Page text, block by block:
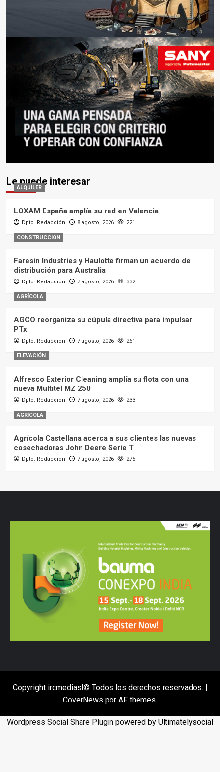
Le puede interesar
ALQUILER
LOXAM España amplía su red en Valencia
Dpto. Redacción 8 agosto, 2026 221
CONSTRUCCIÓN
Faresin Industries y Haulotte firman un acuerdo de
distribución para Australia
Dpto. Redacción 7 agosto, 2026 332
AGRÍCOLA
AGCO reorganiza su cúpula directiva para impulsar
PTx
Dpto. Redacción 7 agosto, 2026 261
ELEVACIÓN
Alfresco Exterior Cleaning amplía su flota con una
nueva Multitel MZ 250
Dpto. Redacción 7 agosto, 2026 233
AGRÍCOLA
Agrícola Castellana acerca a sus clientes las nuevas
cosechadoras John Deere Serie T
Dpto. Redacción 7 agosto, 2026 275
Copyright ircmediasl© Todos los derechos reservados. |
CoverNews por AF themes.
Wordpress Social Share Plugin powered by Ultimatelysocial